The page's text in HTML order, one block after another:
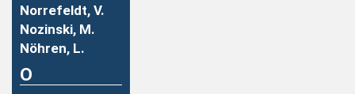
Norrefeldt, V.
Nozinski, M.
Nöhren, L.
O